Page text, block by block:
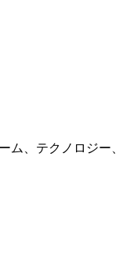
、テクノロジー、